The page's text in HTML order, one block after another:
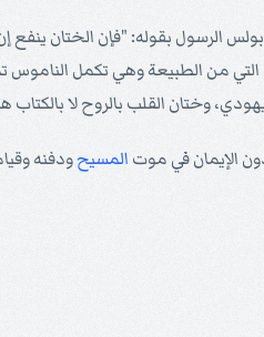
الرسول بقوله: "فإن الختان
من الطبيعة وهي تكمل
وختان القلب بالروح لا
الإيمان في موت المسيحودفنه